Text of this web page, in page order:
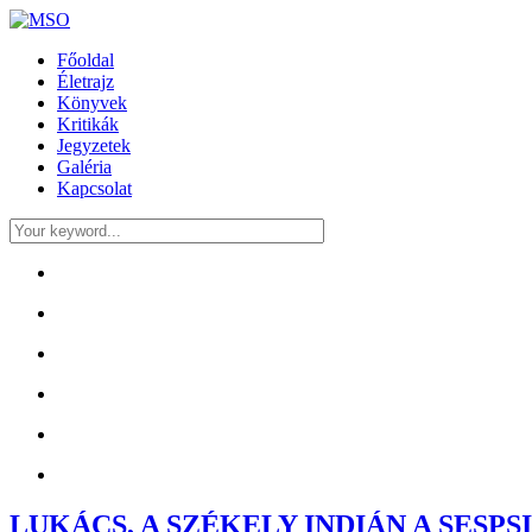
Főoldal
Életrajz
Könyvek
Kritikák
Jegyzetek
Galéria
Kapcsolat
LUKÁCS, A SZÉKELY INDIÁN A